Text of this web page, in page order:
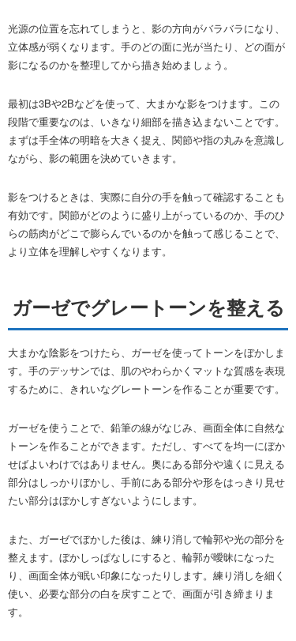
光源の位置を忘れてしまうと、影の方向がバラバラになり、
立体感が弱くなります。手のどの面に光が当たり、どの面が
影になるのかを整理してから描き始めましょう。
最初は3Bや2Bなどを使って、大まかな影をつけます。この
段階で重要なのは、いきなり細部を描き込まないことです。
まずは手全体の明暗を大きく捉え、関節や指の丸みを意識し
ながら、影の範囲を決めていきます。
影をつけるときは、実際に自分の手を触って確認することも
有効です。関節がどのように盛り上がっているのか、手のひ
らの筋肉がどこで膨らんでいるのかを触って感じることで、
より立体を理解しやすくなります。
ガーゼでグレートーンを整える
大まかな陰影をつけたら、ガーゼを使ってトーンをぼかしま
す。手のデッサンでは、肌のやわらかくマットな質感を表現
するために、きれいなグレートーンを作ることが重要です。
ガーゼを使うことで、鉛筆の線がなじみ、画面全体に自然な
トーンを作ることができます。ただし、すべてを均一にぼか
せばよいわけではありません。奥にある部分や遠くに見える
部分はしっかりぼかし、手前にある部分や形をはっきり見せ
たい部分はぼかしすぎないようにします。
また、ガーゼでぼかした後は、練り消しで輪郭や光の部分を
整えます。ぼかしっぱなしにすると、輪郭が曖昧になった
り、画面全体が眠い印象になったりします。練り消しを細く
使い、必要な部分の白を戻すことで、画面が引き締まりま
す。